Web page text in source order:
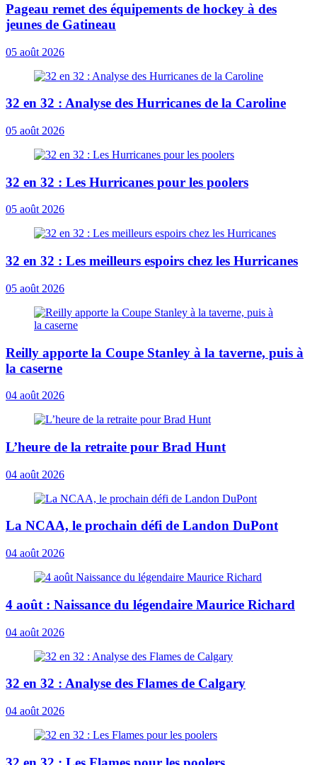
Pageau remet des équipements de hockey à des
jeunes de Gatineau
05 août 2026
32 en 32 : Analyse des Hurricanes de la Caroline
05 août 2026
32 en 32 : Les Hurricanes pour les poolers
05 août 2026
32 en 32 : Les meilleurs espoirs chez les Hurricanes
05 août 2026
Reilly apporte la Coupe Stanley à la taverne, puis à
la caserne
04 août 2026
L’heure de la retraite pour Brad Hunt
04 août 2026
La NCAA, le prochain défi de Landon DuPont
04 août 2026
4 août : Naissance du légendaire Maurice Richard
04 août 2026
32 en 32 : Analyse des Flames de Calgary
04 août 2026